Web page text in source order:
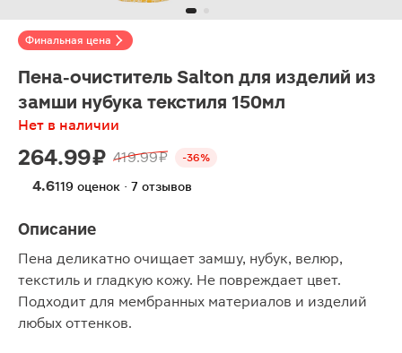
Финальная цена
Пена-очиститель Salton для изделий из
замши нубука текстиля 150мл
Нет в наличии
264.99 ₽ 419.99 ₽ -36%
4.6119 оценок · 7 отзывов
Описание
Пена деликатно очищает замшу, нубук, велюр,
текстиль и гладкую кожу. Не повреждает цвет.
Подходит для мембранных материалов и изделий
любых оттенков.